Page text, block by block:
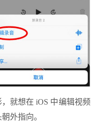
就想在 iOS 中编辑视频
外指向。